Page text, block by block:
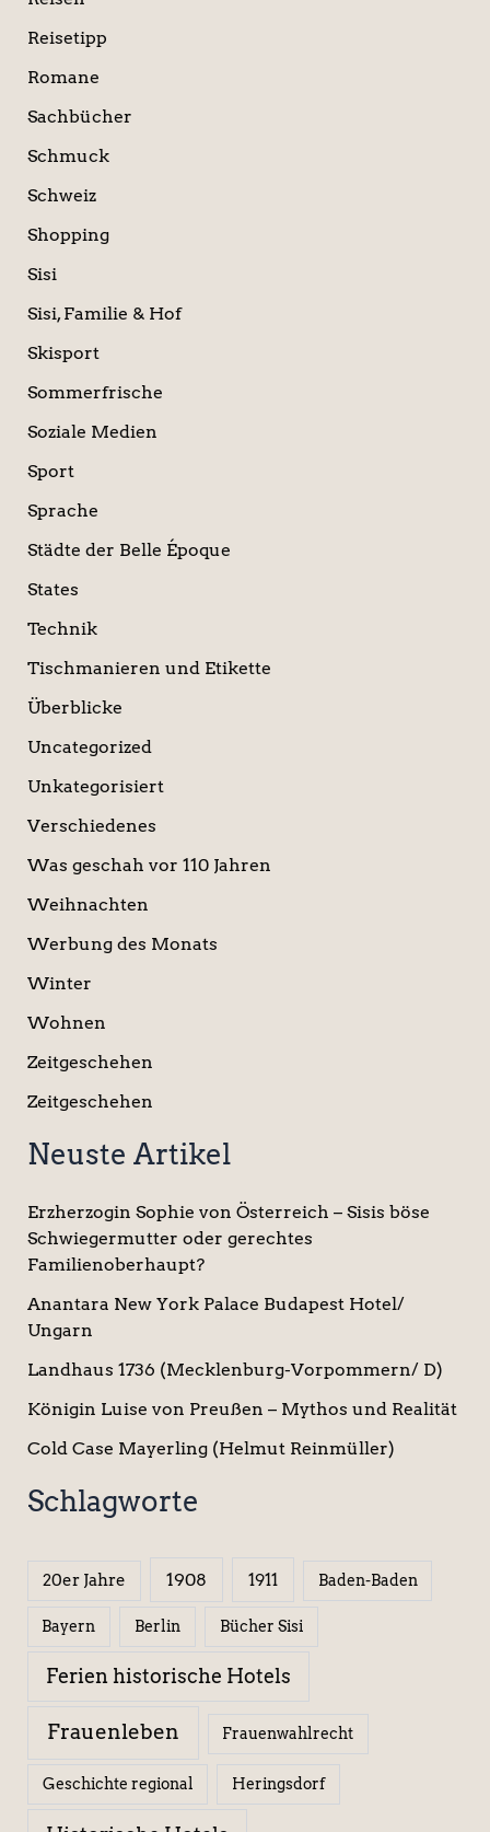
Reisetipp
Romane
Sachbücher
Schmuck
Schweiz
Shopping
Sisi
Sisi, Familie & Hof
Skisport
Sommerfrische
Soziale Medien
Sport
Sprache
Städte der Belle Époque
States
Technik
Tischmanieren und Etikette
Überblicke
Uncategorized
Unkategorisiert
Verschiedenes
Was geschah vor 110 Jahren
Weihnachten
Werbung des Monats
Winter
Wohnen
Zeitgeschehen
Zeitgeschehen
Neuste Artikel
Erzherzogin Sophie von Österreich – Sisis böse
Schwiegermutter oder gerechtes
Familienoberhaupt?
Anantara New York Palace Budapest Hotel/
Ungarn
Landhaus 1736 (Mecklenburg-Vorpommern/ D)
Königin Luise von Preußen – Mythos und Realität
Cold Case Mayerling (Helmut Reinmüller)
Schlagworte
20er Jahre 1908 1911 Baden-Baden
Bayern Berlin Bücher Sisi
Ferien historische Hotels
Frauenleben Frauenwahlrecht
Geschichte regional Heringsdorf